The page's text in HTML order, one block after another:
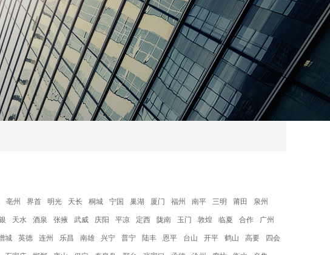
亳州 界首 明光 天长 桐城 宁国 巢湖 厦门 福州 南平 三明 莆田 泉州
天水 酒泉 张掖 武威 庆阳 平凉 定西 陇南 玉门 敦煌 临夏 合作 广州
城 英德 连州 乐昌 南雄 兴宁 普宁 陆丰 恩平 台山 开平 鹤山 高要 四会